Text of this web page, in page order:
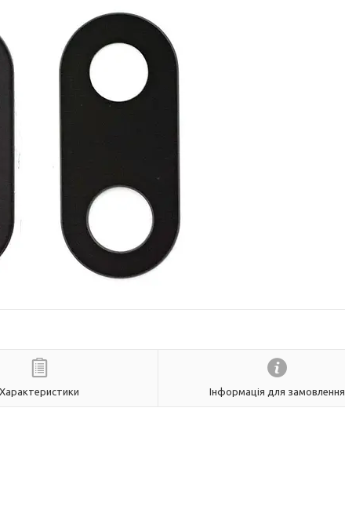
Характеристики Інформація для замовлення